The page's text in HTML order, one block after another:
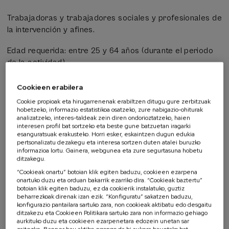
Trabajadoras y trabajadores sociales y profesionales de
la intervención y afines.
Edad requerida: entre 25 y 64 años (durante el periodo
de la actividad).
Ikaskuntza-esperientziaren maila, EQF,
European Qualifications Framework kualifikazio-
esparruaren arabera
ESCO, European Skills, Competences,
Cookieen erabilera
Cookie propioak eta hirugarrenenak erabiltzen ditugu gure zerbitzuak
hobetzeko, informazio estatistikoa osatzeko, zure nabigazio-ohiturak
analizatzeko, interes-taldeak zein diren ondorioztatzeko, haien
interesen profil bat sortzeko eta beste gune batzuetan iragarki
esanguratsuak erakusteko. Horri esker, eskaintzen dugun edukia
pertsonalizatu dezakegu eta interesa sortzen duten atalei buruzko
informazioa lortu. Gainera, webgunea eta zure segurtasuna hobetu
ditzakegu.
“Cookieak onartu” botoian klik egiten baduzu, cookieen ezarpena
onartuko duzu eta orduan bakarrik ezarriko dira. “Cookieak baztertu”
botoian klik egiten baduzu, ez da cookierik instalatuko, guztiz
beharrezkoak direnak izan ezik. “Konfiguratu” sakatzen baduzu,
konfigurazio pantailara sartuko zara, non cookieak aktibatu edo desgaitu
ditzakezu eta Cookieen Politikara sartuko zara non informazio gehiago
aurkituko duzu eta cookieen ezarpenetara edozein unetan sar